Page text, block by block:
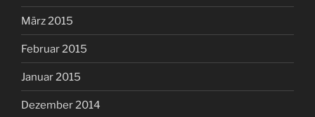
März 2015
Februar 2015
Januar 2015
Dezember 2014